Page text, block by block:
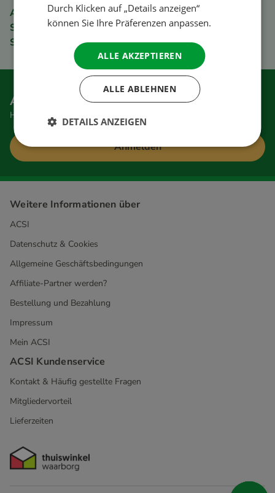
ACSI Club ID Mitgliedervorteil
Schnell und einfach bestellen
Sicher bezahlen
Anmelden für den Newsletter
Hier bekommen Sie gute Tipps und Sonderangebote
Anmelden
Weitere Informationen über
ACSI
Datenschutz & Cookies
Allgemeine Geschäftsbedingungen
Affiliate-Partner werden?
Bestellung und Bezahlung
Impressum
Mein ACSI
ACSI Kundenservice
Kontakt & Häufig gestellte Fragen
Mitgliedervorteil
Lieferzeiten
Durch Klicken auf „Details anzeigen“
können Sie Ihre Präferenzen anpassen.
ALLE AKZEPTIEREN
ALLE ABLEHNEN
DETAILS ANZEIGEN